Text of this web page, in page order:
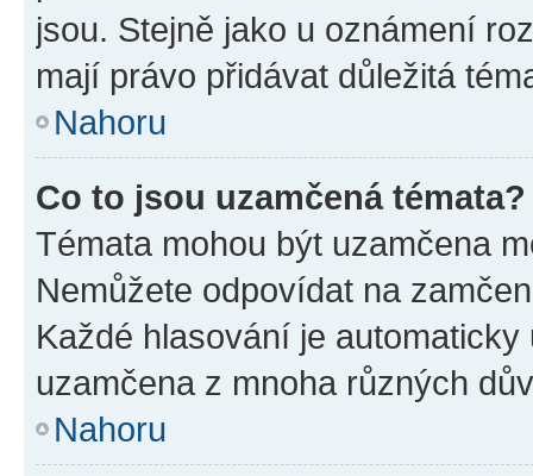
jsou. Stejně jako u oznámení
mají právo přidávat důležitá
Nahoru
Co to jsou uzamčená témata?
Témata mohou být uzamčena
Nemůžete odpovídat na
Každé hlasování je
uzamčena z mnoha různých
Nahoru